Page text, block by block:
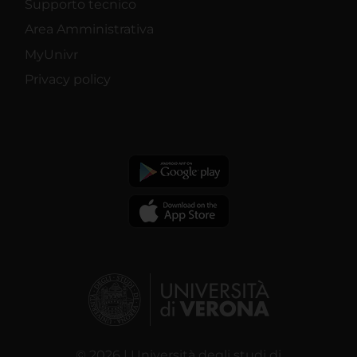
Supporto tecnico
Area Amministrativa
MyUnivr
Privacy policy